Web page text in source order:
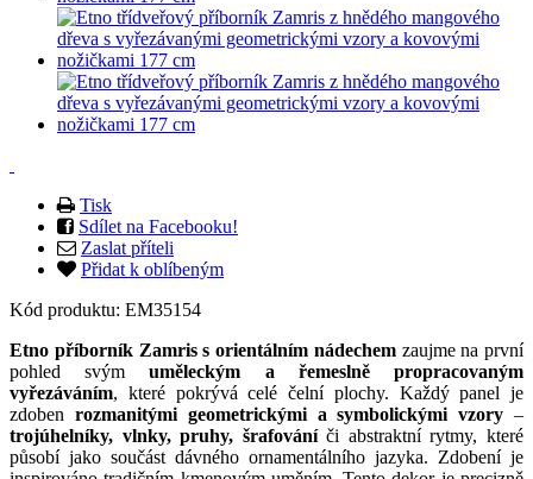
Tisk
Sdílet na Facebooku!
Zaslat příteli
Přidat k oblíbeným
Kód produktu: EM35154
Etno příborník Zamris s orientálním nádechemzaujme na první
pohled svýmuměleckým a řemeslně propracovaným
vyřezáváním, které pokrývá celé čelní plochy. Každý panel je
zdoben rozmanitými geometrickými a symbolickými vzory –
trojúhelníky, vlnky, pruhy, šrafováníči abstraktní rytmy, které
působí jako součást dávného ornamentálního jazyka. Zdobení je